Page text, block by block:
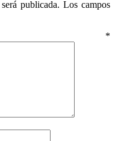
publicada. Los campos
*